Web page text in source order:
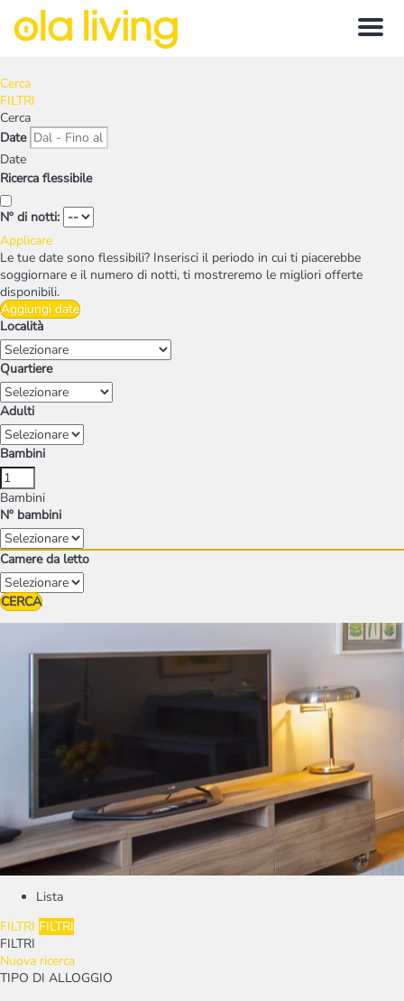
Menu
Cerca
FILTRI
Cerca
Date
Date
Ricerca flessibile
Nº di notti:
Applicare
Le tue date sono flessibili? Inserisci il periodo in cui ti piacerebbe
soggiornare e il numero di notti, ti mostreremo le migliori offerte
disponibili.
Aggiungi date
Località
Quartiere
Adulti
Bambini
Bambini
Nº bambini
Camere da letto
CERCA
Lista
FILTRI FILTRI
FILTRI
Nuova ricerca
TIPO DI ALLOGGIO